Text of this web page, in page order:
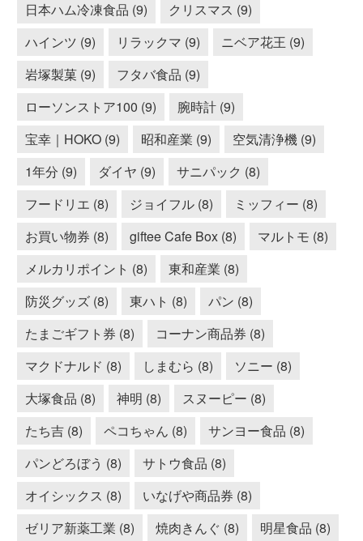
日本ハム冷凍食品 (9)
クリスマス (9)
ハインツ (9)
リラックマ (9)
ニベア花王 (9)
岩塚製菓 (9)
フタバ食品 (9)
ローソンストア100 (9)
腕時計 (9)
宝幸｜HOKO (9)
昭和産業 (9)
空気清浄機 (9)
1年分 (9)
ダイヤ (9)
サニパック (8)
フードリエ (8)
ジョイフル (8)
ミッフィー (8)
お買い物券 (8)
giftee Cafe Box (8)
マルトモ (8)
メルカリポイント (8)
東和産業 (8)
防災グッズ (8)
東ハト (8)
パン (8)
たまごギフト券 (8)
コーナン商品券 (8)
マクドナルド (8)
しまむら (8)
ソニー (8)
大塚食品 (8)
神明 (8)
スヌーピー (8)
たち吉 (8)
ペコちゃん (8)
サンヨー食品 (8)
パンどろぼう (8)
サトウ食品 (8)
オイシックス (8)
いなげや商品券 (8)
ゼリア新薬工業 (8)
焼肉きんぐ (8)
明星食品 (8)